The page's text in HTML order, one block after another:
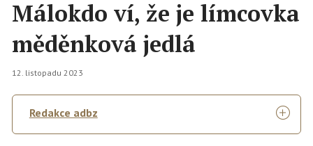
Málokdo ví, že je límcovka
měděnková jedlá
12. listopadu 2023
Redakce adbz